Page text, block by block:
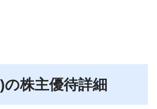
株主優待詳細